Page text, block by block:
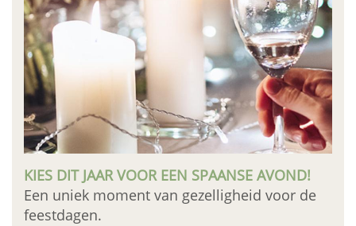
KIES DIT JAAR VOOR EEN SPAANSE AVOND!
Een uniek moment van gezelligheid voor de
feestdagen.